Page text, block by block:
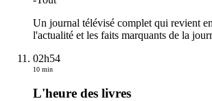
Un journal télévisé complet qui revient
l'actualité et les faits marquants de la
02h54
10 min
L'heure des livres